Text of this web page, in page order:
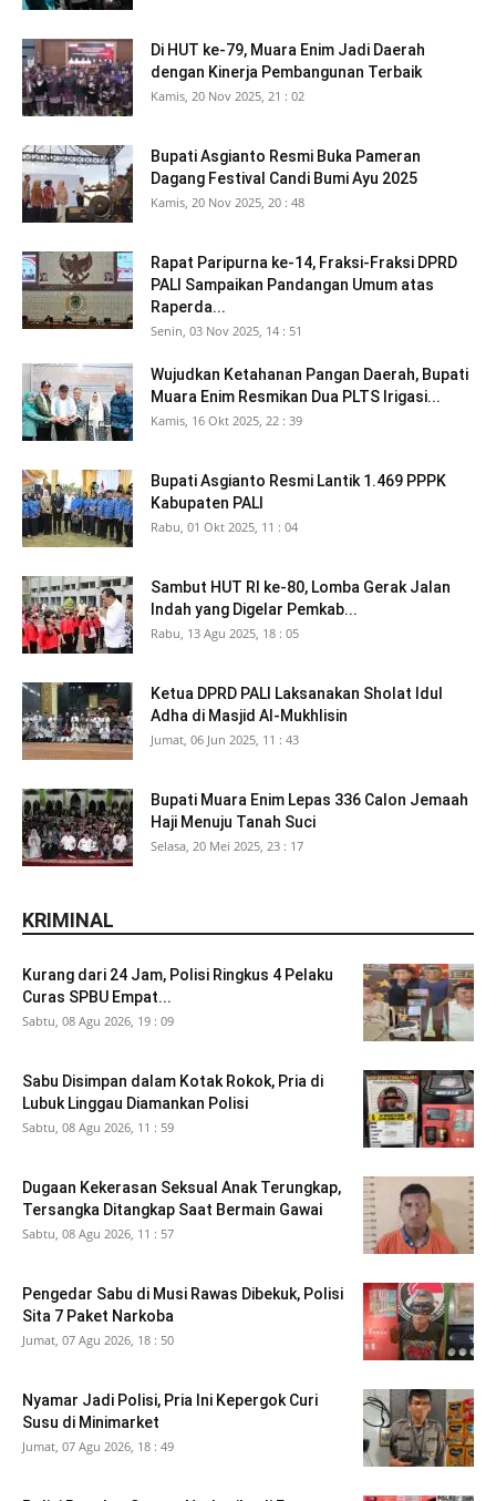
Di HUT ke-79, Muara Enim Jadi Daerah
dengan Kinerja Pembangunan Terbaik
Kamis, 20 Nov 2025, 21 : 02
Bupati Asgianto Resmi Buka Pameran
Dagang Festival Candi Bumi Ayu 2025
Kamis, 20 Nov 2025, 20 : 48
Rapat Paripurna ke-14, Fraksi-Fraksi DPRD
PALI Sampaikan Pandangan Umum atas
Raperda...
Senin, 03 Nov 2025, 14 : 51
Wujudkan Ketahanan Pangan Daerah, Bupati
Muara Enim Resmikan Dua PLTS Irigasi...
Kamis, 16 Okt 2025, 22 : 39
Bupati Asgianto Resmi Lantik 1.469 PPPK
Kabupaten PALI
Rabu, 01 Okt 2025, 11 : 04
Sambut HUT RI ke-80, Lomba Gerak Jalan
Indah yang Digelar Pemkab...
Rabu, 13 Agu 2025, 18 : 05
Ketua DPRD PALI Laksanakan Sholat Idul
Adha di Masjid Al-Mukhlisin
Jumat, 06 Jun 2025, 11 : 43
Bupati Muara Enim Lepas 336 Calon Jemaah
Haji Menuju Tanah Suci
Selasa, 20 Mei 2025, 23 : 17
KRIMINAL
Kurang dari 24 Jam, Polisi Ringkus 4 Pelaku
Curas SPBU Empat...
Sabtu, 08 Agu 2026, 19 : 09
Sabu Disimpan dalam Kotak Rokok, Pria di
Lubuk Linggau Diamankan Polisi
Sabtu, 08 Agu 2026, 11 : 59
Dugaan Kekerasan Seksual Anak Terungkap,
Tersangka Ditangkap Saat Bermain Gawai
Sabtu, 08 Agu 2026, 11 : 57
Pengedar Sabu di Musi Rawas Dibekuk, Polisi
Sita 7 Paket Narkoba
Jumat, 07 Agu 2026, 18 : 50
Nyamar Jadi Polisi, Pria Ini Kepergok Curi
Susu di Minimarket
Jumat, 07 Agu 2026, 18 : 49